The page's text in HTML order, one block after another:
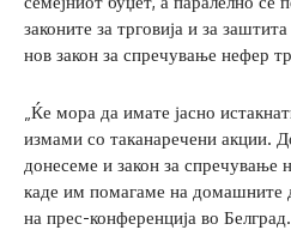
законите за трговија и за
нов закон за спречување нефер
„Ќе мора да имате јасно
измами со таканаречени акции.
донесеме и закон за спречување
каде им помагаме на домашните
на прес-конференција во